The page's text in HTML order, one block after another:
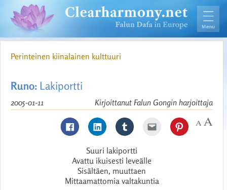
Perinteinen kiinalainen kulttuuri
Runo: Lakiportti
Kirjoittanut Falun Gongin harjoittaja
2005-01-11
Suuri lakiportti
Avattu ikuisesti leveälle
Sisältäen, muuttaen
Mittaamattomia valtakuntia